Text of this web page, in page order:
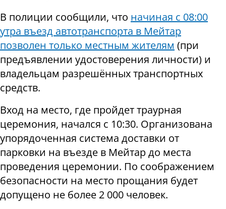
В полиции сообщили, что начиная с 08:00
утра въезд автотранспорта в Мейтар
позволен только местным жителям (при
предъявлении удостоверения личности) и
владельцам разрешённых транспортных
средств.
Вход на место, где пройдет траурная
церемония, начался с 10:30. Организована
упорядоченная система доставки от
парковки на въезде в Мейтар до места
проведения церемонии. По соображением
безопасности на место прощания будет
допущено не более 2 000 человек.